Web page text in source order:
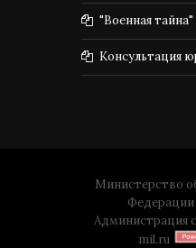
"Военная тайна"
Консультация
Министерство
Федерации
Администрация
mil.ru